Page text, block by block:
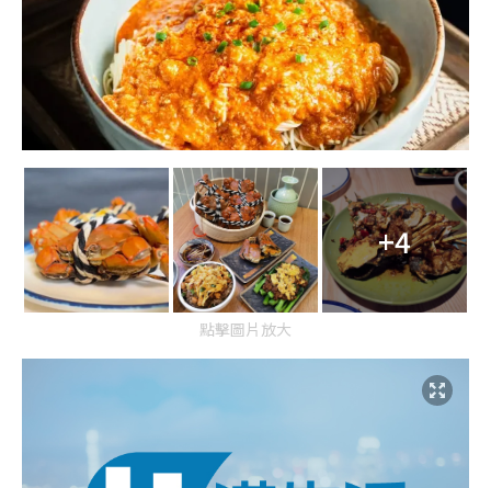
+4
點擊圖片放大